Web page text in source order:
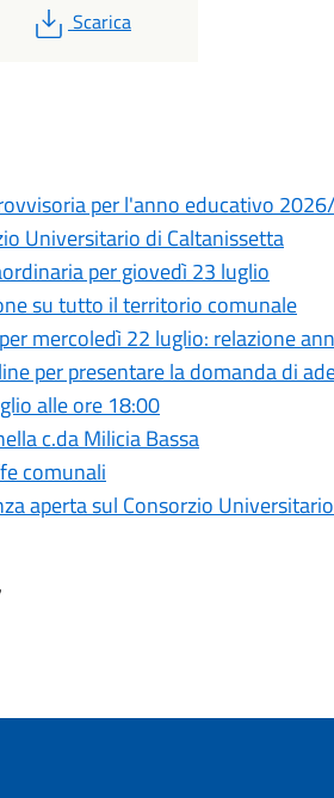
PDF
Scarica
per l'anno educativo
Universitario di Caltanissetta
per giovedì 23 luglio
su tutto il territorio comunale
mercoledì 22 luglio: relazione
per presentare la domanda di
alle ore 18:00
c.da Milicia Bassa
comunali
aperta sul Consorzio